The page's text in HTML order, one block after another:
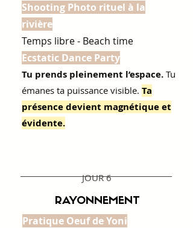
Shooting Photo rituel à la
rivière
Temps libre - Beach time
Ecstatic Dance Party
Tu prends pleinement l’espace. Tu
émanes ta puissance visible. Ta
présence devient magnétique et
évidente.
JOUR 6
RAYONNEMENT
Pratique Oeuf de Yoni